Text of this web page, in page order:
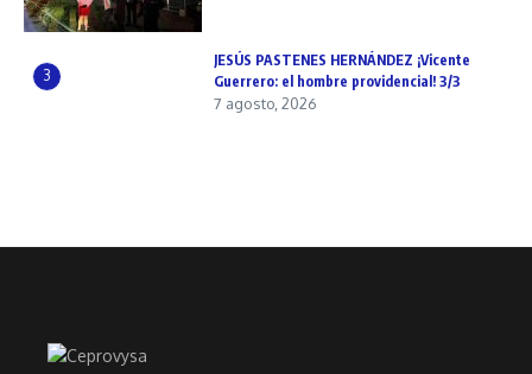
3
JESÚS PASTENES HERNÁNDEZ ¡Vicente
Guerrero: el hombre providencial! 3/3
7 agosto, 2026